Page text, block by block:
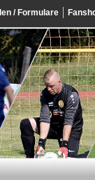
/ Formulare